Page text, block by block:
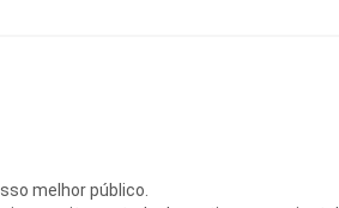
melhor público.